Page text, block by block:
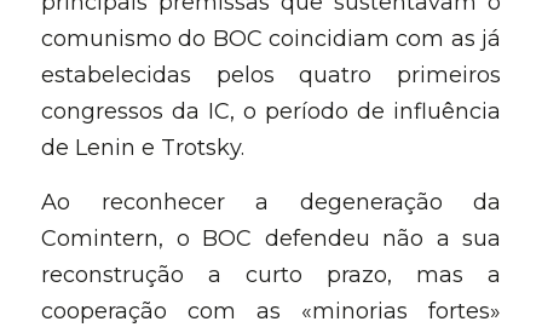
comunismo do BOC coincidiam com as já
estabelecidas pelos quatro primeiros
congressos da IC, o período de influência
de Lenin e Trotsky.
Ao reconhecer a degeneração da
Comintern, o BOC defendeu não a sua
reconstrução a curto prazo, mas a
cooperação com as «minorias fortes»